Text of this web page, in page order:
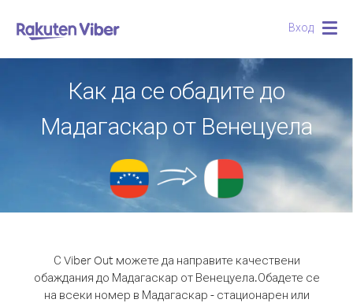
Вход
Как да се обадите до
Мадагаскар от Венецуела
С Viber Out можете да направите качествени
обаждания до Мадагаскар от Венецуела.Обадете се
на всеки номер в Мадагаскар - стационарен или